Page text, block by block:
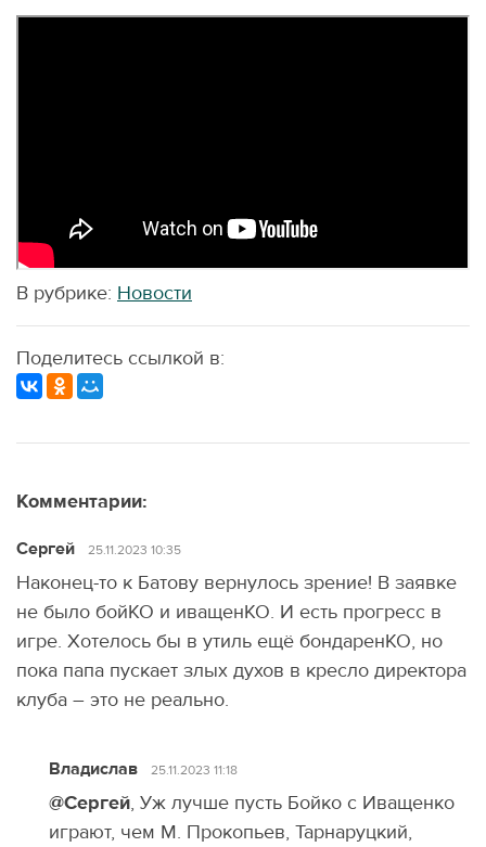
В рубрике: Новости
Поделитесь ссылкой в:
Комментарии:
Сергей 25.11.2023 10:35
Наконец-то к Батову вернулось зрение! В заявке
не было бойКО и иващенКО. И есть прогресс в
игре. Хотелось бы в утиль ещё бондаренКО, но
пока папа пускает злых духов в кресло директора
клуба – это не реально.
Владислав 25.11.2023 11:18
@Сергей, Уж лучше пусть Бойко с Иващенко
играют, чем М. Прокопьев, Тарнаруцкий,